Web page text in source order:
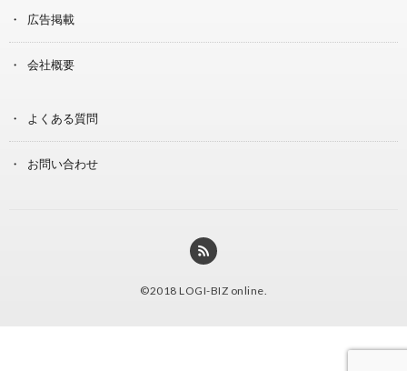
広告掲載
会社概要
よくある質問
お問い合わせ
©2018 LOGI-BIZ online